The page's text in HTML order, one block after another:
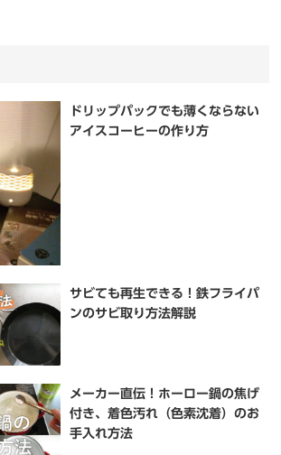
ドリップパックでも薄くならない
アイスコーヒーの作り方
サビても再生できる！鉄フライパ
ンのサビ取り方法解説
メーカー直伝！ホーロー鍋の焦げ
付き、着色汚れ（色素沈着）のお
手入れ方法